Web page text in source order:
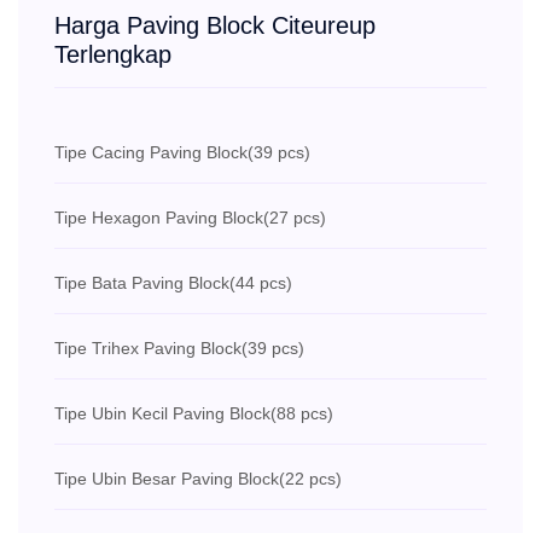
Harga Paving Block Citeureup
Terlengkap
Tipe Cacing Paving Block(39 pcs)
Tipe Hexagon Paving Block(27 pcs)
Tipe Bata Paving Block(44 pcs)
Tipe Trihex Paving Block(39 pcs)
Tipe Ubin Kecil Paving Block(88 pcs)
Tipe Ubin Besar Paving Block(22 pcs)